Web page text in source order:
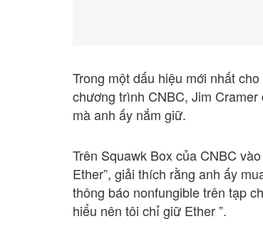
Trong một dấu hiệu mới nhất
chương trình CNBC, Jim
mà anh ấy nắm giữ.
Trên Squawk Box của CNBC
Ether”, giải thích rằng anh ấy
thông báo nonfungible trên tạp
hiểu nên tôi chỉ giữ Ether ”.